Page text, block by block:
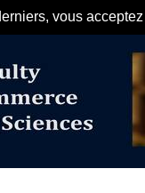
vous